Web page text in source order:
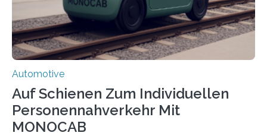
660.000 Euro. Forschende der FH Kiel…
Automotive
Auf Schienen Zum Individuellen
Personennahverkehr Mit
MONOCAB